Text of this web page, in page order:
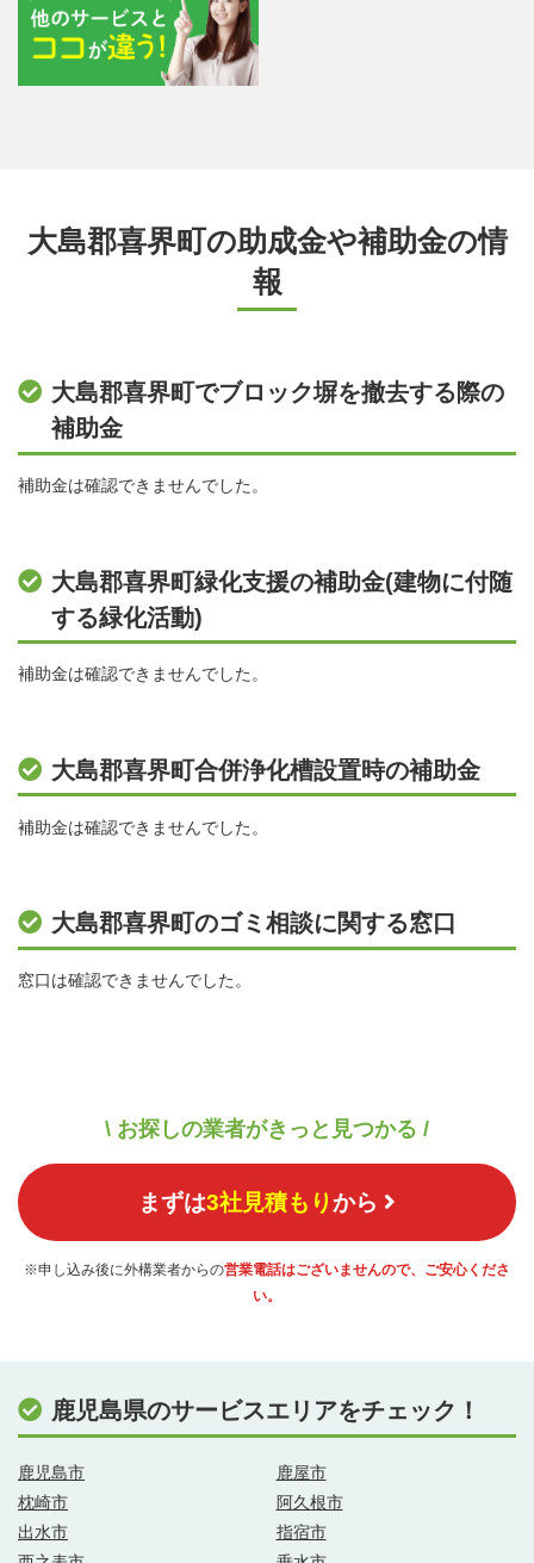
大島郡喜界町の助成金や補助金の情
報
大島郡喜界町でブロック塀を撤去する際の
補助金
補助金は確認できませんでした。
大島郡喜界町緑化支援の補助金(建物に付随
する緑化活動)
補助金は確認できませんでした。
大島郡喜界町合併浄化槽設置時の補助金
補助金は確認できませんでした。
大島郡喜界町のゴミ相談に関する窓口
窓口は確認できませんでした。
\ お探しの業者がきっと見つかる /
まずは3社見積もりから
※申し込み後に外構業者からの営業電話はございませんので、ご安心くださ
い。
鹿児島県のサービスエリアをチェック！
鹿児島市
鹿屋市
枕崎市
阿久根市
出水市
指宿市